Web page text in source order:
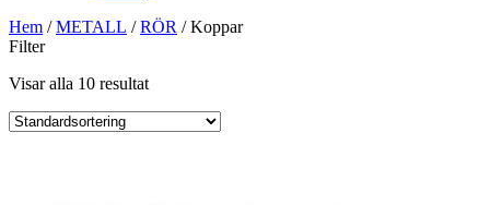
Hem /METALL /RÖR / Koppar
Filter
Visar alla 10 resultat